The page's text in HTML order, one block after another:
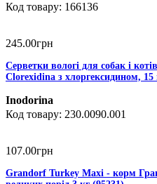
166136
245.00грн
Серветки вологі для собак і
Clorexidina з хлоргексидином,
Inodorina
230.0090.001
107.00грн
Grandorf Turkey Maxi - корм